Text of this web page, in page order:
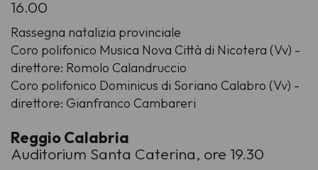
16.00
Rassegna natalizia provinciale
Coro polifonico Musica Nova Città di Nicotera (Vv) -
direttore: Romolo Calandruccio
Coro polifonico Dominicus di Soriano Calabro (Vv) -
direttore: Gianfranco Cambareri
Reggio Calabria
Auditorium Santa Caterina, ore 19.30